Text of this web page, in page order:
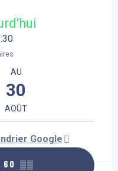
AU
30
AOÛT
Google
60 ▒▒